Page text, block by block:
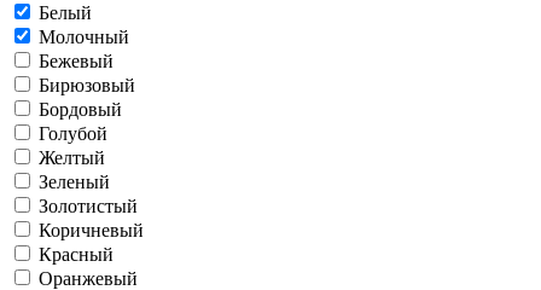
Белый
Молочный
Бежевый
Бирюзовый
Бордовый
Голубой
Желтый
Зеленый
Золотистый
Коричневый
Красный
Оранжевый